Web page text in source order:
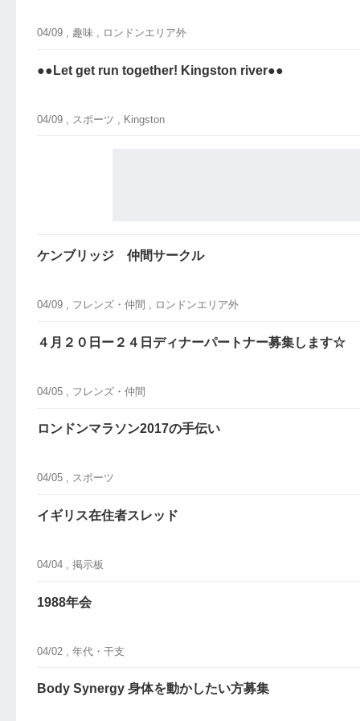
04/09 , 趣味 , ロンドンエリア外
●●Let get run together! Kingston river●●
04/09 , スポーツ , Kingston
ケンブリッジ 仲間サークル
04/09 , フレンズ・仲間 , ロンドンエリア外
４月２０日ー２４日ディナーパートナー募集します☆
04/05 , フレンズ・仲間
ロンドンマラソン2017の手伝い
04/05 , スポーツ
イギリス在住者スレッド
04/04 , 掲示板
1988年会
04/02 , 年代・干支
Body Synergy 身体を動かしたい方募集